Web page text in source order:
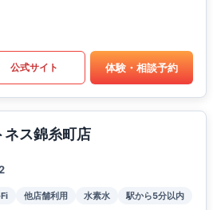
公式サイト 体験・相談予約
ネス錦糸町店
他店舗利用 水素水 駅から5分以内